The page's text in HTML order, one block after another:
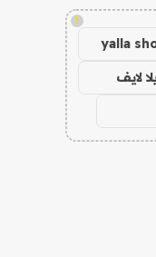
!
yalla
لايف